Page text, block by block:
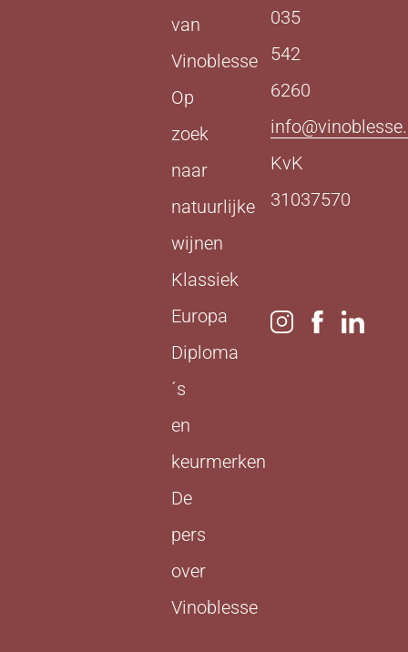
van
Vinoblesse
Op
zoek
naar
natuurlijke
wijnen
Klassiek
Europa
Diploma
´s
en
keurmerken
De
pers
over
Vinoblesse
035
542
6260
KvK
31037570